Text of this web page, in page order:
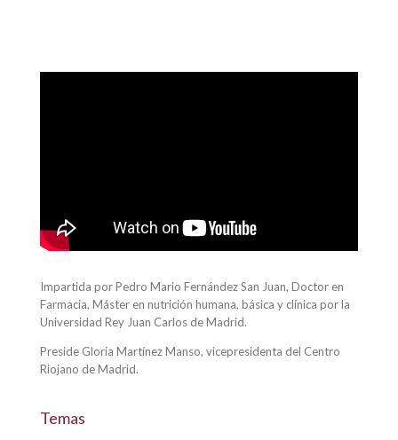
Impartida por Pedro Mario Fernández San Juan, Doctor en
Farmacia, Máster en nutrición humana, básica y clínica por la
Universidad Rey Juan Carlos de Madrid.
Preside Gloria Martínez Manso, vicepresidenta del Centro
Riojano de Madrid.
Temas